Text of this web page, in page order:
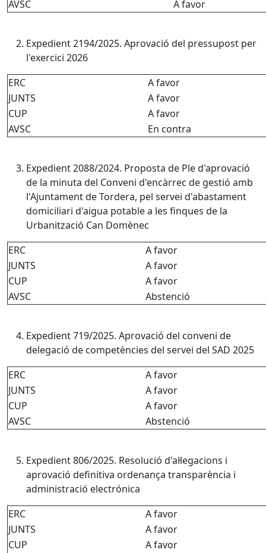
AVSC A favor
Expedient 2194/2025. Aprovació del pressupost per
l'exercici 2026
ERC
A favor
JUNTS
A favor
CUP
A favor
AVSC
En contra
Expedient 2088/2024. Proposta de Ple d'aprovació
de la minuta del Conveni d'encàrrec de gestió amb
l'Ajuntament de Tordera, pel servei d'abastament
domiciliari d'aigua potable a les finques de la
Urbanització Can Domènec
ERC
A favor
JUNTS
A favor
CUP
A favor
AVSC
Abstenció
Expedient 719/2025. Aprovació del conveni de
delegació de competències del servei del SAD 2025
ERC
A favor
JUNTS
A favor
CUP
A favor
AVSC
Abstenció
Expedient 806/2025. Resolució d'al·legacions i
aprovació definitiva ordenança transparència i
administració electrónica
ERC
A favor
JUNTS
A favor
CUP
A favor